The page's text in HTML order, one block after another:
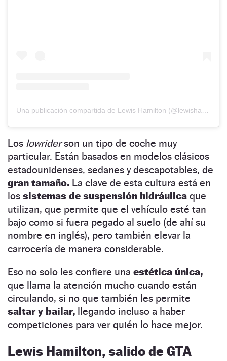
Una publicación compartida de Lewis Hamilton (@lewishamilton)
Los lowriderson un tipo de coche muy
particular. Están basados en modelos clásicos
estadounidenses, sedanes y descapotables, de
gran tamaño. La clave de esta cultura está en
los sistemas de suspensión hidráulica que
utilizan, que permite que el vehículo esté tan
bajo como si fuera pegado al suelo (de ahí su
nombre en inglés), pero también elevar la
carrocería de manera considerable.
Eso no solo les confiere una estética única,
que llama la atención mucho cuando están
circulando, si no que también les permite
saltar y bailar, llegando incluso a haber
competiciones para ver quién lo hace mejor.
Lewis Hamilton, salido de GTA